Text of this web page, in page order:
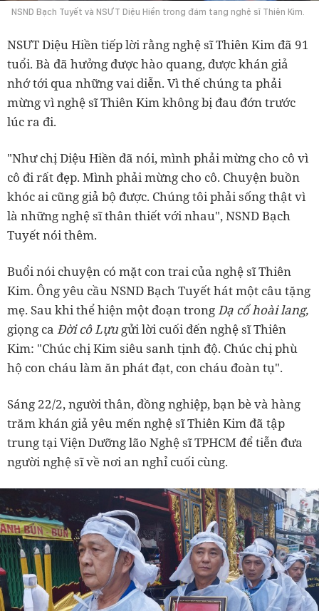
NSND Bạch Tuyết và NSƯT Diệu Hiền trong đám tang nghệ sĩ Thiên Kim.
NSƯT Diệu Hiền tiếp lời rằng nghệ sĩ Thiên Kim đã 91
tuổi. Bà đã hưởng được hào quang, được khán giả
nhớ tới qua những vai diễn. Vì thế chúng ta phải
mừng vì nghệ sĩ Thiên Kim không bị đau đớn trước
lúc ra đi.
"Như chị Diệu Hiền đã nói, mình phải mừng cho cô vì
cô đi rất đẹp. Mình phải mừng cho cô. Chuyện buồn
khóc ai cũng giả bộ được. Chúng tôi phải sống thật vì
là những nghệ sĩ thân thiết với nhau", NSND Bạch
Tuyết nói thêm.
Buổi nói chuyện có mặt con trai của nghệ sĩ Thiên
Kim. Ông yêu cầu NSND Bạch Tuyết hát một câu tặng
mẹ. Sau khi thể hiện một đoạn trongDạ cổ hoài lang,
giọng ca Đời cô Lựu gửi lời cuối đến nghệ sĩ Thiên
Kim: "Chúc chị Kim siêu sanh tịnh độ. Chúc chị phù
hộ con cháu làm ăn phát đạt, con cháu đoàn tụ".
Sáng 22/2, người thân, đồng nghiệp, bạn bè và hàng
trăm khán giả yêu mến nghệ sĩ Thiên Kim đã tập
trung tại Viện Dưỡng lão Nghệ sĩ TPHCM để tiễn đưa
người nghệ sĩ về nơi an nghỉ cuối cùng.